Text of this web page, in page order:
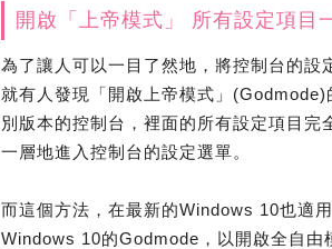
開啟「上帝模式」 所有設定項目
為了讓人可以一目了然地，將控制台的設
就有人發現「開啟上帝模式」
別版本的控制台，裡面的所有設定項目
一層地進入控制台的設定選單。
而這個方法，在最新的Windows 10也適
Windows 10的Godmode，以開啟全自由